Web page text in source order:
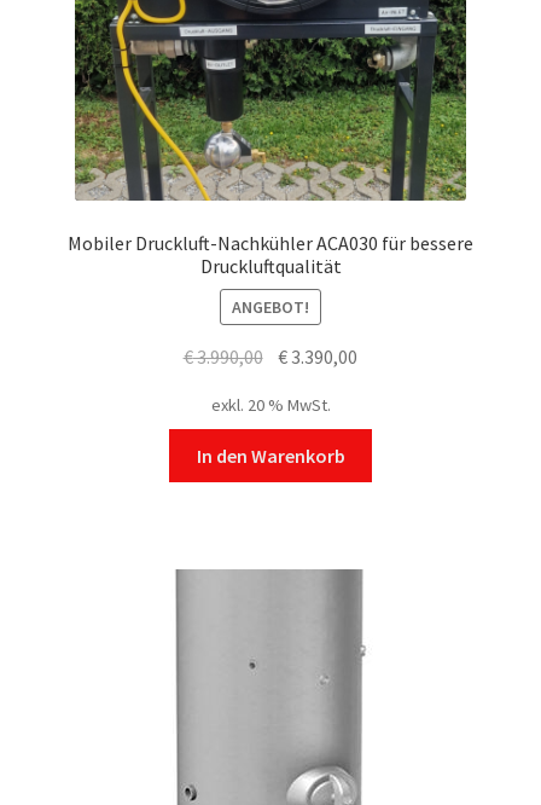
Mobiler Druckluft-Nachkühler ACA030 für bessere
Druckluftqualität
ANGEBOT!
€3.990,00 Ursprünglicher
war:
€ 3.990,00
€3.390,00
exkl. 20 % MwSt.
In den Warenkorb